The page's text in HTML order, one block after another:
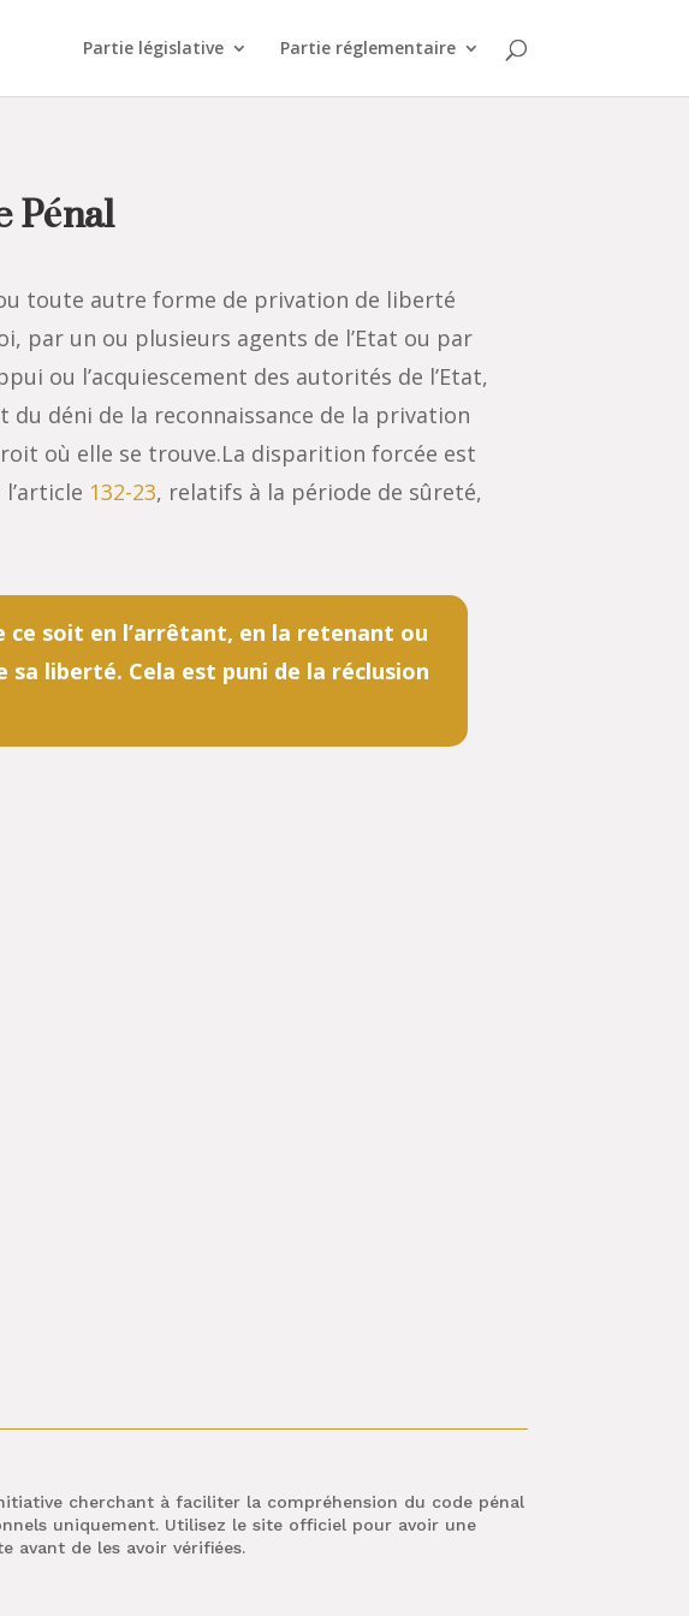
Partie législative Partie réglementaire
Pénal
toute autre forme de privation de liberté
par un ou plusieurs agents de l’Etat ou par
ou l’acquiescement des autorités de l’Etat,
déni de la reconnaissance de la privation
où elle se trouve.La disparition forcée est
132-23, relatifs à la période de sûreté,
soit en l’arrêtant, en la retenant ou
liberté. Cela est puni de la réclusion
cherchant à faciliter la compréhension du code pénal
uniquement. Utilisez le site officiel pour avoir une
avant de les avoir vérifiées.